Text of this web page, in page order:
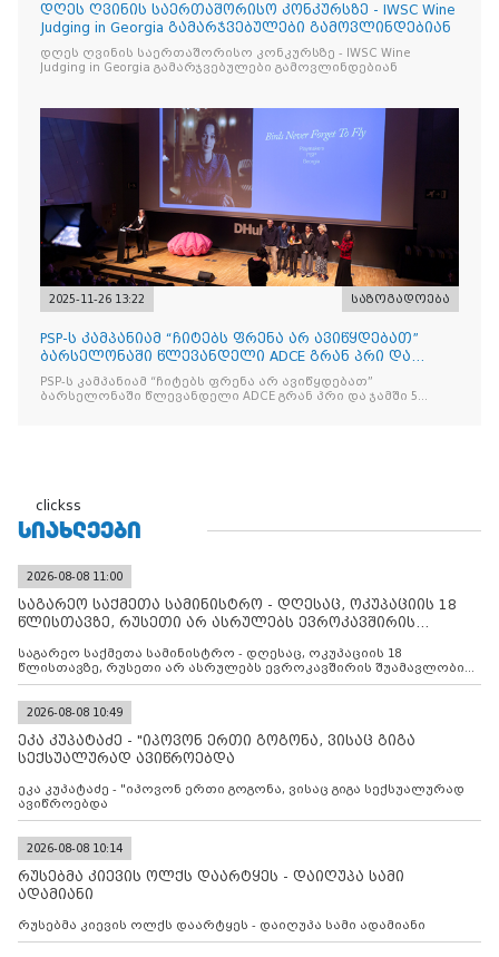
დღეს ღვინის საერთაშორისო კონკურსზე - IWSC Wine
Judging in Georgia გამარჯვებულები გამოვლინდებიან
დღეს ღვინის საერთაშორისო კონკურსზე - IWSC Wine
Judging in Georgia გამარჯვებულები გამოვლინდებიან
2025-11-26 13:22 საზოგადოება
PSP-ს კამპანიამ “ჩიტებს ფრენა არ ავიწყდებათ”
ბარსელონაში წლევანდელი ADCE გრან პრი და
ჯამში 5 ჯილდო მ
PSP-ს კამპანიამ “ჩიტებს ფრენა არ ავიწყდებათ”
ბარსელონაში წლევანდელი ADCE გრან პრი და ჯამში 5
clickss
ᲡᲘᲐᲮᲚᲔᲔᲑᲘ
2026-08-08 11:00
საგარეო საქმეთა სამინისტრო - დღესაც, ოკუპაციის 18
წლისთავზე, რუსეთი არ ასრულებს ევროკავშირის
საგარეო საქმეთა სამინისტრო - დღესაც, ოკუპაციის 18
წლისთავზე, რუსეთი არ ასრულებს ევროკავშირის შუამავლობით
დადებულ 2008 წლის 12 აგვისტოს ცეცხლის შეწყვეტის
კონტროლს ოკუპირებულ რეგიონებში, აგრძელებს მათი
მილიტარიზაციის პროცესს და აქტიურად დგამს ნაბიჯებს მათი
ფაქტობრივი ანექსიისკენ
2026-08-08 10:49
ეკა კუპატაძე - "იპოვონ ერთი გოგონა, ვისაც გიგა
სექსუალურად ავიწროებდა
ეკა კუპატაძე - "იპოვონ ერთი გოგონა, ვისაც გიგა სექსუალურად
ავიწროებდა
2026-08-08 10:14
რუსებმა კიევის ოლქს დაარტყეს - დაიღუპა სამი
ადამიანი
რუსებმა კიევის ოლქს დაარტყეს - დაიღუპა სამი ადამიანი